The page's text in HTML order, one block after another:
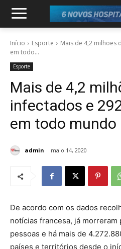
Início Esporte
Mais de 4,2 milhões
em todo...
Esporte
Mais de 4,2
infectados e
em todo mundo
admin maio 14, 2020
De acordo com os dados
notícias francesa, já morreram
pessoas e há mais de
países e territórios desde o